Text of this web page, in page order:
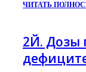
ЧИТАТЬ
2Й. Дозы